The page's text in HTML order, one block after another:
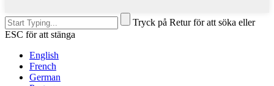
Tryck på Retur för att söka eller
ESC för att stänga
English
French
German